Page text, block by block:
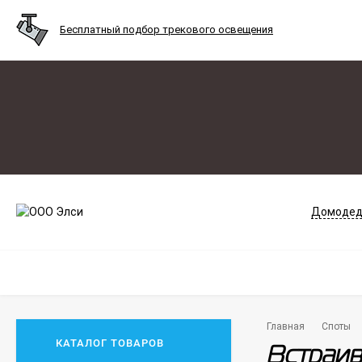
Бесплатный подбор трекового освещения
КАТАЛОГ ТОВАРОВ
Главная Споты